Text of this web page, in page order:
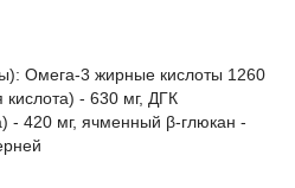
Омега-3 жирные кислоты 1260
кислота) - 630 мг, ДГК
- 420 мг, ячменный β-глюкан -